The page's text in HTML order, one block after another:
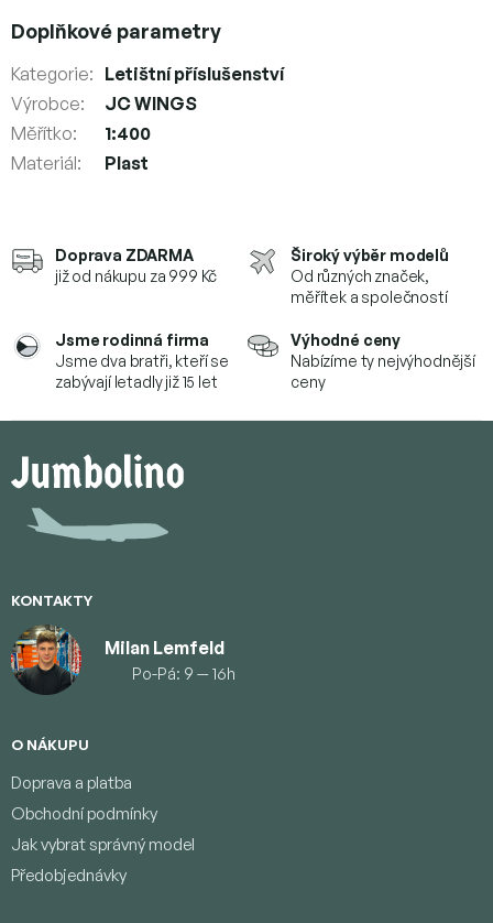
Doprava ZDARMA
již od nákupu za 999 Kč
Široký výběr modelů
Od různých značek,
měřítek a společností
Jsme rodinná firma
Jsme dva bratři, kteří se
zabývají letadly již 15 let
Výhodné ceny
Nabízíme ty nejvýhodnější
ceny
Doplňkové parametry
Kategorie: Letištní příslušenství
Výrobce:
JC WINGS
Měřítko:
1:400
Materiál: Plast
p
KONTAKTY
Milan Lemfeld
Po-Pá: 9 — 16h
O NÁKUPU
Doprava a platba
Obchodní podmínky
Jak vybrat správný model
Předobjednávky